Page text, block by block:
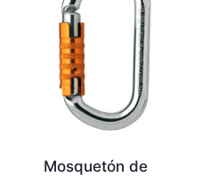
Mosquetón de